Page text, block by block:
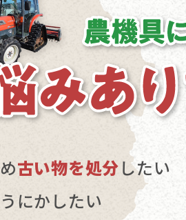
古い物を処分したい
にかしたい